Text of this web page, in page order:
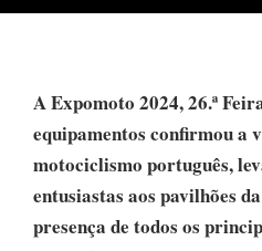
A Expomoto 2024, 26.ª
equipamentos confirmou a
motociclismo português,
entusiastas aos pavilhões da
presença de todos os